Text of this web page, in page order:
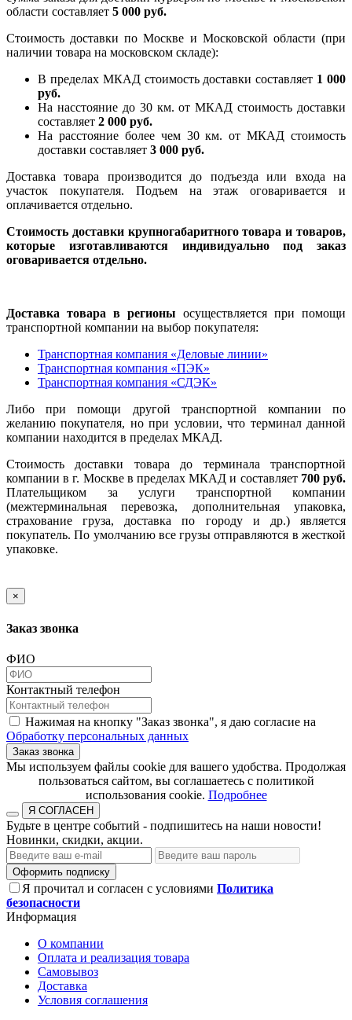
области составляет 5 000 руб.
Стоимость доставки по Москве и Московской области (при
наличии товара на московском складе):
В пределах МКАД стоимость доставки составляет 1 000
руб.
На насcтояние до 30 км. от МКАД стоимость доставки
составляет 2 000 руб.
На расстояние более чем 30 км. от МКАД стоимость
доставки составляет 3 000 руб.
Доставка товара производится до подъезда или входа на
участок покупателя. Подъем на этаж оговаривается и
оплачивается отдельно.
Стоимость доставки крупногабаритного товара и товаров,
которые изготавливаются индивидуально под заказ
оговаривается отдельно.
Доставка товара в регионы осуществляется при помощи
транспортной компании на выбор покупателя:
Транспортная компания «Деловые линии»
Транспортная компания «ПЭК»
Транспортная компания «СДЭК»
Либо при помощи другой транспортной компании по
желанию покупателя, но при условии, что терминал данной
компании находится в пределах МКАД.
Стоимость доставки товара до терминала транспортной
компании в г. Москве в пределах МКАД и составляет 700 руб.
Плательщиком за услуги транспортной компании
(межтерминальная перевозка, дополнительная упаковка,
страхование груза, доставка по городу и др.) является
покупатель. По умолчанию все грузы отправляются в жесткой
упаковке.
×
Заказ звонка
ФИО
Контактный телефон
Нажимая на кнопку "Заказ звонка", я даю согласие на
Обработку персональных данных
Заказ звонка
​​​​​​​Мы используем файлы cookie для вашего удобства. Продолжая
пользоваться сайтом, вы соглашаетесь с политикой
использования cookie.​​​​​​​ Подробнее
Я СОГЛАСЕН
Будьте в центре событий - подпишитесь на наши новости!
Новинки, скидки, акции.
Оформить подписку
Я прочитал и согласен с условиями Политика
безопасности
Информация
О компании
Оплата и реализация товара
Самовывоз
Доставка
Условия соглашения